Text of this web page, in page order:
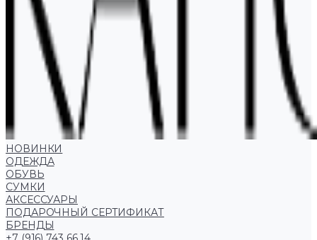
НОВИНКИ
ОДЕЖДА
ОБУВЬ
СУМКИ
АКСЕССУАРЫ
ПОДАРОЧНЫЙ СЕРТИФИКАТ
БРЕНДЫ